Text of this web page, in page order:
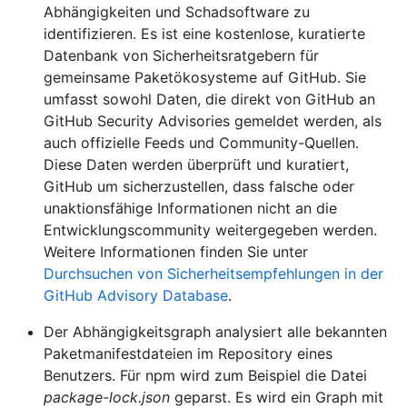
Abhängigkeiten und Schadsoftware zu
identifizieren. Es ist eine kostenlose, kuratierte
Datenbank von Sicherheitsratgebern für
gemeinsame Paketökosysteme auf GitHub. Sie
umfasst sowohl Daten, die direkt von GitHub an
GitHub Security Advisories gemeldet werden, als
auch offizielle Feeds und Community-Quellen.
Diese Daten werden überprüft und kuratiert,
GitHub um sicherzustellen, dass falsche oder
unaktionsfähige Informationen nicht an die
Entwicklungscommunity weitergegeben werden.
Weitere Informationen finden Sie unter
Durchsuchen von Sicherheitsempfehlungen in der
GitHub Advisory Database.
Der Abhängigkeitsgraph analysiert alle bekannten
Paketmanifestdateien im Repository eines
Benutzers. Für npm wird zum Beispiel die Datei
package-lock.json geparst. Es wird ein Graph mit